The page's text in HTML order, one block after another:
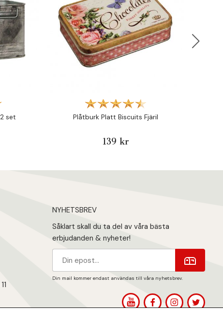
set Plåtburk Platt Biscuits Fjäril
139 kr
NYHETSBREV
Såklart skall du ta del av våra bästa
erbjudanden & nyheter!
Din mail kommer endast användas till våra nyhetsbrev.